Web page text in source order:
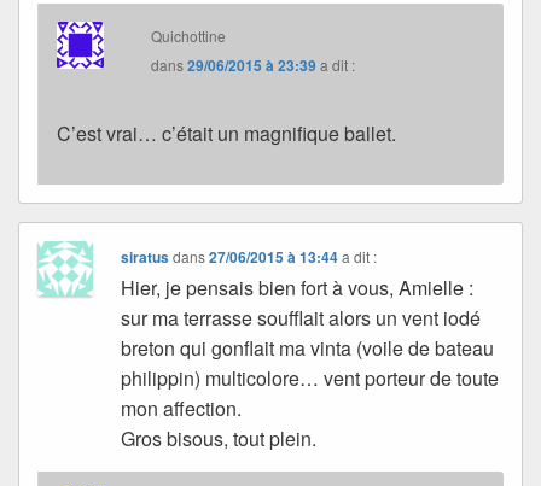
Quichottine
dans29/06/2015 à 23:39a dit :
C’est vrai… c’était un magnifique ballet.
siratusdans27/06/2015 à 13:44 a dit :
Hier, je pensais bien fort à vous, Amielle :
sur ma terrasse soufflait alors un vent iodé
breton qui gonflait ma vinta (voile de bateau
philippin) multicolore… vent porteur de toute
mon affection.
Gros bisous, tout plein.